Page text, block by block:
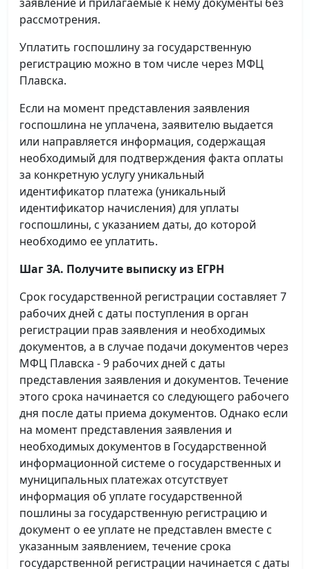
рассмотрения.
Уплатить госпошлину за государственную
регистрацию можно в том числе через МФЦ
Плавска.
Если на момент представления заявления
госпошлина не уплачена, заявителю выдается
или направляется информация, содержащая
необходимый для подтверждения факта оплаты
за конкретную услугу уникальный
идентификатор платежа (уникальный
идентификатор начисления) для уплаты
госпошлины, с указанием даты, до которой
необходимо ее уплатить.
Шаг 3А. Получите выписку из ЕГРН
Срок государственной регистрации составляет 7
рабочих дней с даты поступления в орган
регистрации прав заявления и необходимых
документов, а в случае подачи документов через
МФЦ Плавска - 9 рабочих дней с даты
представления заявления и документов. Течение
этого срока начинается со следующего рабочего
дня после даты приема документов. Однако если
на момент представления заявления и
необходимых документов в Государственной
информационной системе о государственных и
муниципальных платежах отсутствует
информация об уплате государственной
пошлины за государственную регистрацию и
документ о ее уплате не представлен вместе с
указанным заявлением, течение срока
государственной регистрации начинается с даты